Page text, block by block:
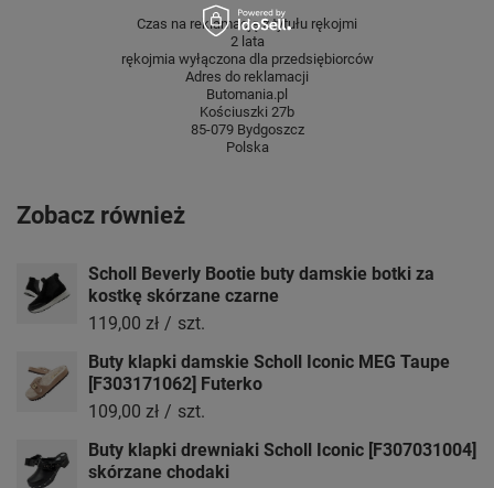
Czas na reklamację z tytułu rękojmi
2 lata
rękojmia wyłączona dla przedsiębiorców
Adres do reklamacji
Butomania.pl
Kościuszki 27b
85-079 Bydgoszcz
Polska
Zobacz również
Scholl Beverly Bootie buty damskie botki za
kostkę skórzane czarne
119,00 zł / szt.
Buty klapki damskie Scholl Iconic MEG Taupe
[F303171062] Futerko
109,00 zł / szt.
Buty klapki drewniaki Scholl Iconic [F307031004]
skórzane chodaki